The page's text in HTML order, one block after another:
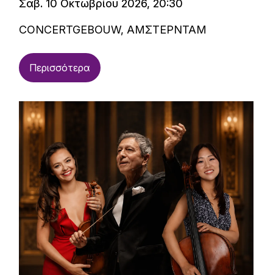
Σαβ. 10 Οκτωβρίου 2026, 20:30
CONCERTGEBOUW, ΑΜΣΤΕΡΝΤΑΜ
Περισσότερα